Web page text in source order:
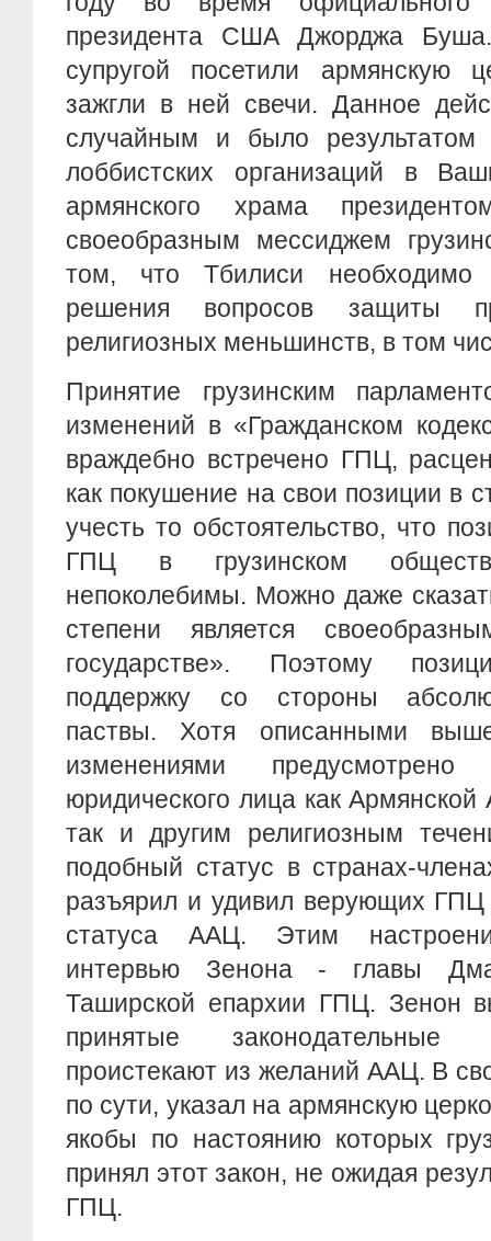
президента США Джорджа
супругой посетили армянскую
зажгли в ней свечи. Данное
случайным и было результатом
лоббистских организаций в
армянского храма
своеобразным мессиджем
том, что Тбилиси
решения вопросов защиты
религиозных меньшинств, в том
Принятие грузинским
изменений в «Гражданском
враждебно встречено ГПЦ,
как покушение на свои позиции в
учесть то обстоятельство, что
ГПЦ в грузинском
непоколебимы. Можно даже
степени является
государстве». Поэтому
поддержку со стороны
паствы. Хотя описанными
изменениями предусмотрено
юридического лица как Армянской
так и другим религиозным
подобный статус в странах-
разъярил и удивил верующих
статуса ААЦ. Этим
интервью Зенона - главы
Таширской епархии ГПЦ. Зенон
принятые
проистекают из желаний ААЦ. В
по сути, указал на армянскую
якобы по настоянию которых
принял этот закон, не ожидая
ГПЦ.